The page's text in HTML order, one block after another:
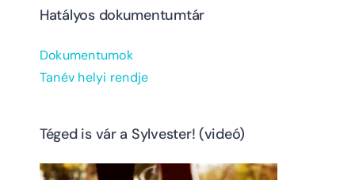
Hatályos dokumentumtár
Dokumentumok
Tanév helyi rendje
Téged is vár a Sylvester! (videó)